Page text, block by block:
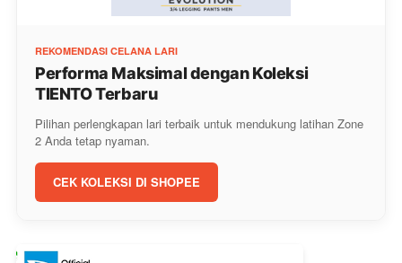
REKOMENDASI CELANA LARI
Performa Maksimal dengan Koleksi
TIENTO Terbaru
Pilihan perlengkapan lari terbaik untuk mendukung latihan Zone
2 Anda tetap nyaman.
CEK KOLEKSI DI SHOPEE